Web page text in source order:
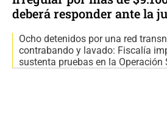
deberá responder ante la
Ocho detenidos por una red
contrabando y lavado: Fiscalía
sustenta pruebas en la Operación